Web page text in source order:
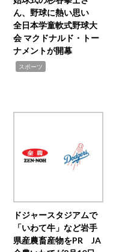
ん、野球に熱い思い
全日本学童軟式野球大
会 マクドナルド・トー
ナメントが開幕
スポーツ
ドジャースタジアムで
「いわて牛」など岩手
県産農畜産物をPR JA